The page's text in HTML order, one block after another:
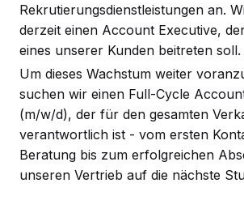
Rekrutierungsdienstleistungen an.
derzeit einen Account Executive,
eines unserer Kunden beitreten soll.
Um dieses Wachstum weiter
suchen wir einen Full-Cycle
(m/w/d), der für den gesamten
verantwortlich ist - vom ersten
Beratung bis zum erfolgreichen
unseren Vertrieb auf die nächste